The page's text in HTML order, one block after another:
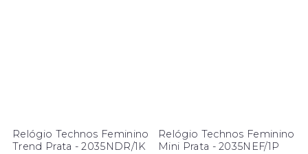
Relógio Technos Feminino
Trend Prata - 2035NDR/1K
Relógio Technos Feminino
Mini Prata - 2035NEF/1P